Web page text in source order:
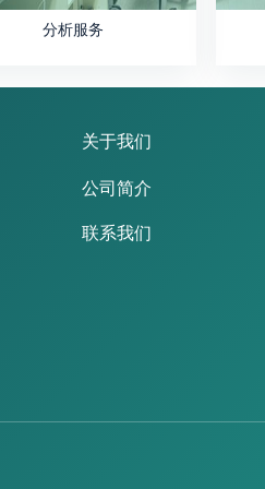
分析服务
关于我们
公司简介
联系我们